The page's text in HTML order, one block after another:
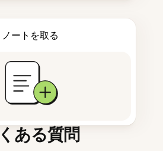
ノートを取る
ある質問